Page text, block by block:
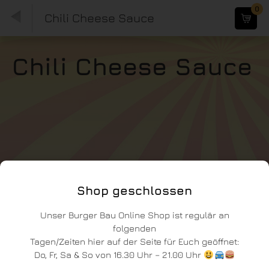
Chili Cheese Sauce
0
Chili Cheese Sauce
Shop geschlossen
Unser Burger Bau Online Shop ist regulär an
folgenden
Tagen/Zeiten hier auf der Seite für Euch geöffnet:
Do, Fr, Sa & So von 16.30 Uhr – 21.00 Uhr